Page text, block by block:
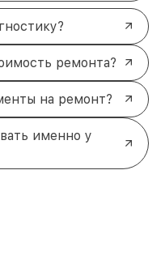
ремонта?
на ремонт?
именно у